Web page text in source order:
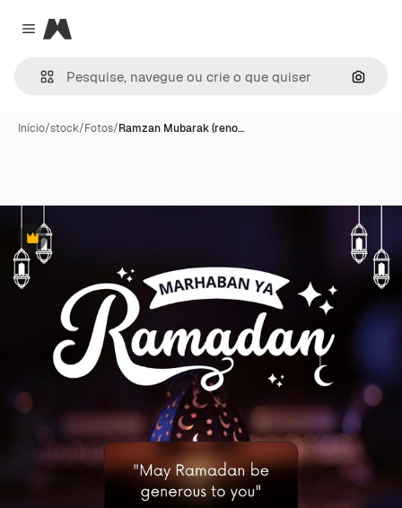
Close menu
Magnific
Início/stock/Fotos/Ramzan Mubarak (reno…
Premium